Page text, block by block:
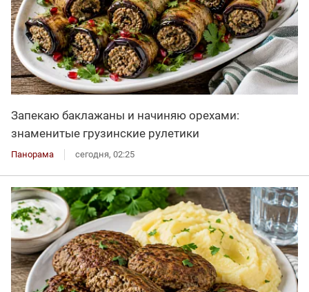
Запекаю баклажаны и начиняю орехами:
знаменитые грузинские рулетики
Панорама сегодня, 02:25